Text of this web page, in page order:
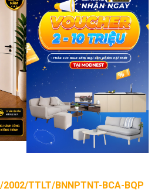
TTLT/BNNPTNT-BCA-BQP